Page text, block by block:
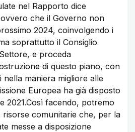
nel Rapporto dice
che il Governo non
2024, coinvolgendo i
soprattutto il Consiglio
e proceda
di questo piano, con
nella maniera migliore alle
Europea ha già disposto
2021.Così facendo, potremo
risorse comunitarie che, per la
messe a disposizione